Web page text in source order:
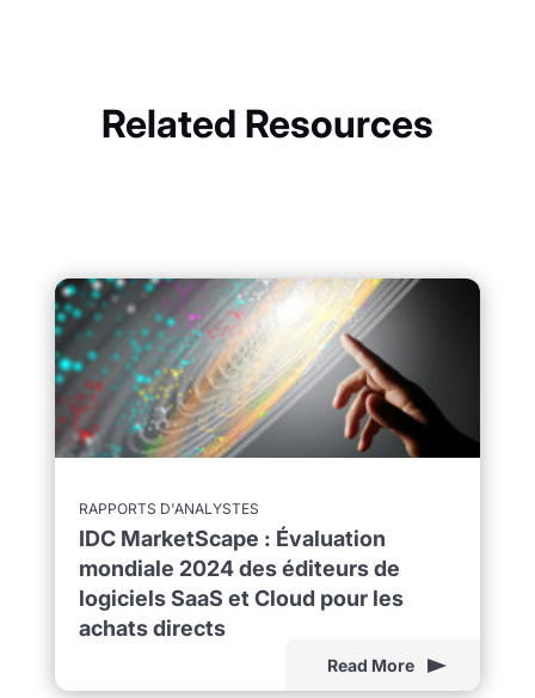
Related Resources
RAPPORTS D'ANALYSTES
IDC MarketScape : Évaluation
mondiale 2024 des éditeurs de
logiciels SaaS et Cloud pour les
achats directs
Read More